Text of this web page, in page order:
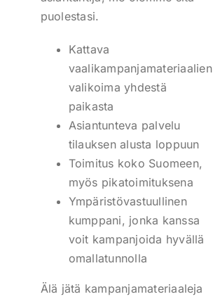
puolestasi.
Kattava
vaalikampanjamateriaalien
valikoima yhdestä
paikasta
Asiantunteva palvelu
tilauksen alusta loppuun
Toimitus koko Suomeen,
myös pikatoimituksena
Ympäristövastuullinen
kumppani, jonka kanssa
voit kampanjoida hyvällä
omallatunnolla
Älä jätä kampanjamateriaaleja